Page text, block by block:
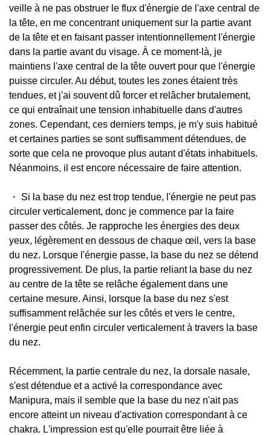
veille à ne pas obstruer le flux d'énergie de l'axe central de
la tête, en me concentrant uniquement sur la partie avant
de la tête et en faisant passer intentionnellement l'énergie
dans la partie avant du visage. À ce moment-là, je
maintiens l'axe central de la tête ouvert pour que l'énergie
puisse circuler. Au début, toutes les zones étaient très
tendues, et j'ai souvent dû forcer et relâcher brutalement,
ce qui entraînait une tension inhabituelle dans d'autres
zones. Cependant, ces derniers temps, je m'y suis habitué
et certaines parties se sont suffisamment détendues, de
sorte que cela ne provoque plus autant d'états inhabituels.
Néanmoins, il est encore nécessaire de faire attention.
・ Si la base du nez est trop tendue, l'énergie ne peut pas
circuler verticalement, donc je commence par la faire
passer des côtés. Je rapproche les énergies des deux
yeux, légèrement en dessous de chaque œil, vers la base
du nez. Lorsque l'énergie passe, la base du nez se détend
progressivement. De plus, la partie reliant la base du nez
au centre de la tête se relâche également dans une
certaine mesure. Ainsi, lorsque la base du nez s'est
suffisamment relâchée sur les côtés et vers le centre,
l'énergie peut enfin circuler verticalement à travers la base
du nez.
Récemment, la partie centrale du nez, la dorsale nasale,
s'est détendue et a activé la correspondance avec
Manipura, mais il semble que la base du nez n'ait pas
encore atteint un niveau d'activation correspondant à ce
chakra. L'impression est qu'elle pourrait être liée à